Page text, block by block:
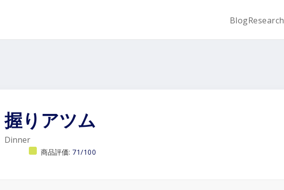
BlogResearch
握りアツム
Dinner
商品評価: 71/100